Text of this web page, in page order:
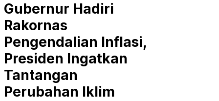
Gubernur Hadiri
Rakornas
Pengendalian Inflasi,
Presiden Ingatkan
Tantangan
Perubahan Iklim